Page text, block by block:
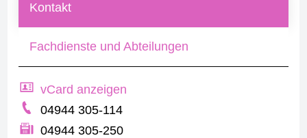
Kontakt
Fachdienste und Abteilungen
vCard anzeigen
04944 305-114
04944 305-250